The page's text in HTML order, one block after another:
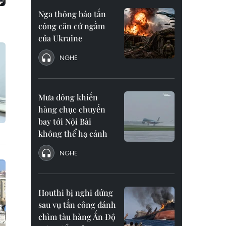
Nga thông báo tấn
công căn cứ ngầm
của Ukraine
NGHE
Mưa dông khiến
hàng chục chuyến
bay tới Nội Bài
không thể hạ cánh
NGHE
Houthi bị nghi đứng
sau vụ tấn công đánh
chìm tàu hàng Ấn Độ